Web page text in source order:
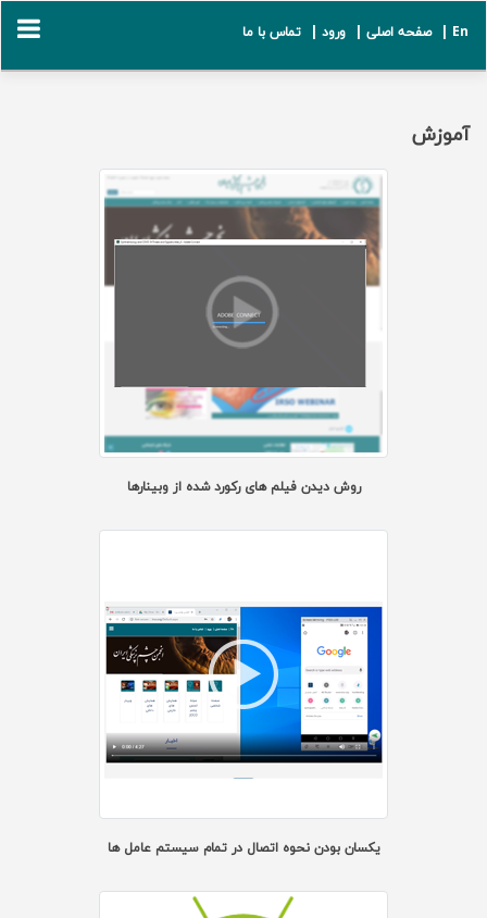
En | صفحه اصلی | ورود | تماس با ما
آموزش
روش دیدن فیلم های رکورد شده از وبینارها
یکسان بودن نحوه اتصال در تمام سیستم عامل ها